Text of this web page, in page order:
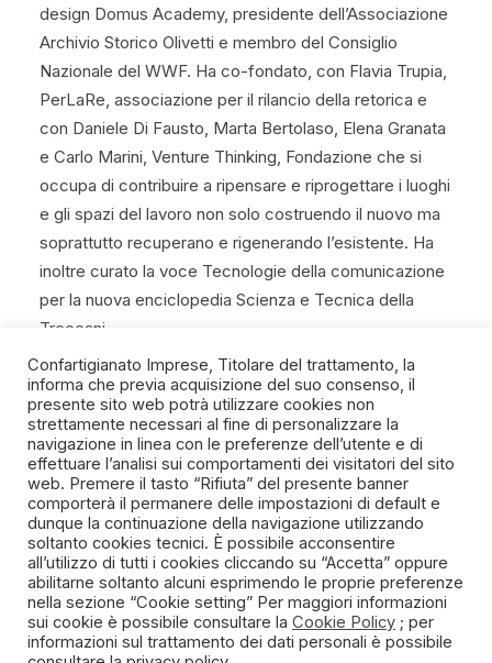
design Domus Academy, presidente dell’Associazione
Archivio Storico Olivetti e membro del Consiglio
Nazionale del WWF. Ha co-fondato, con Flavia Trupia,
PerLaRe, associazione per il rilancio della retorica e
con Daniele Di Fausto, Marta Bertolaso, Elena Granata
e Carlo Marini, Venture Thinking, Fondazione che si
occupa di contribuire a ripensare e riprogettare i luoghi
e gli spazi del lavoro non solo costruendo il nuovo ma
soprattutto recuperano e rigenerando l’esistente. Ha
inoltre curato la voce Tecnologie della comunicazione
per la nuova enciclopedia Scienza e Tecnica della
Treccani
SPIRITO ARTIGIANO
Un progetto della Fondazione Manlio e Maria Letizia
Germozzi onlus
Confartigianato Imprese, Titolare del trattamento, la
informa che previa acquisizione del suo consenso, il
presente sito web potrà utilizzare cookies non
strettamente necessari al fine di personalizzare la
navigazione in linea con le preferenze dell’utente e di
effettuare l’analisi sui comportamenti dei visitatori del sito
web. Premere il tasto “Rifiuta” del presente banner
comporterà il permanere delle impostazioni di default e
dunque la continuazione della navigazione utilizzando
soltanto cookies tecnici. È possibile acconsentire
all’utilizzo di tutti i cookies cliccando su “Accetta” oppure
abilitarne soltanto alcuni esprimendo le proprie preferenze
nella sezione “Cookie setting” Per maggiori informazioni
sui cookie è possibile consultare la Cookie Policy ; per
informazioni sul trattamento dei dati personali è possibile